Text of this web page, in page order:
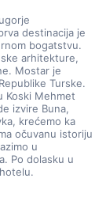
destinacija je
bogatstvu.
arhitekture,
Mostar je
Turske.
Koski Mehmet
izvire Buna,
krećemo ka
očuvanu istoriju
u
Po dolasku u